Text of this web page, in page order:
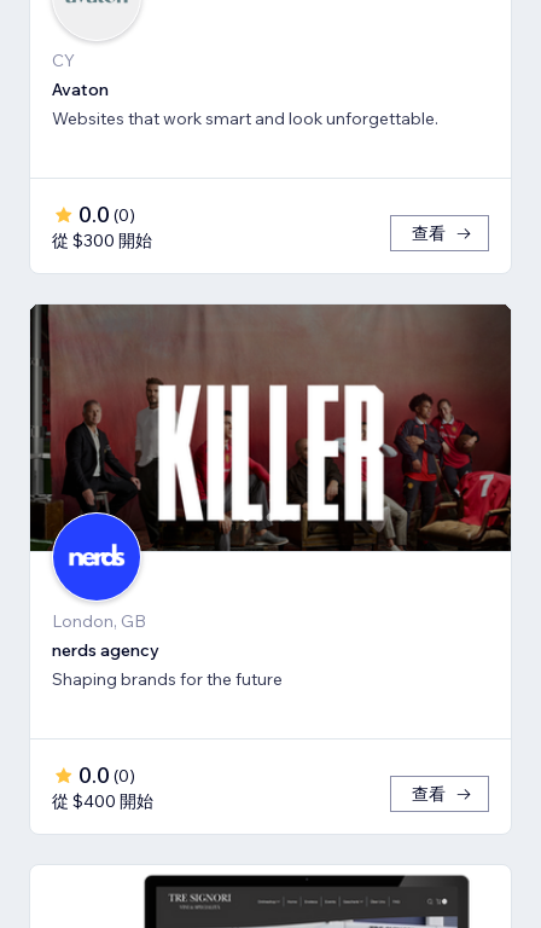
CY
Avaton
Websites that work smart and look unforgettable.
0.0 (0)
從 $300 開始
查看
London, GB
nerds agency
Shaping brands for the future
0.0 (0)
從 $400 開始
查看